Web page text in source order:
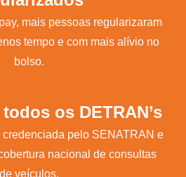
mais pessoas regularizaram
tempo e com mais alívio no
bolso.
os DETRAN’s
credenciada pelo SENATRAN e
nacional de consultas
de veículos.